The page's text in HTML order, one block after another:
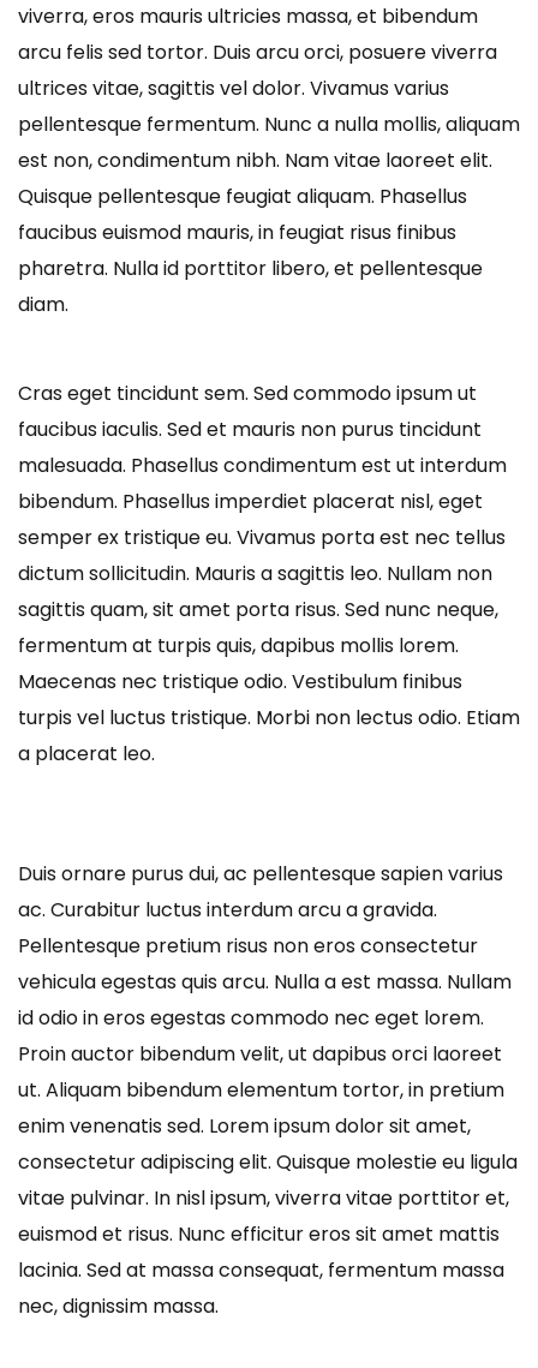
viverra, eros mauris ultricies massa, et bibendum
arcu felis sed tortor. Duis arcu orci, posuere viverra
ultrices vitae, sagittis vel dolor. Vivamus varius
pellentesque fermentum. Nunc a nulla mollis, aliquam
est non, condimentum nibh. Nam vitae laoreet elit.
Quisque pellentesque feugiat aliquam. Phasellus
faucibus euismod mauris, in feugiat risus finibus
pharetra. Nulla id porttitor libero, et pellentesque
diam.
Cras eget tincidunt sem. Sed commodo ipsum ut
faucibus iaculis. Sed et mauris non purus tincidunt
malesuada. Phasellus condimentum est ut interdum
bibendum. Phasellus imperdiet placerat nisl, eget
semper ex tristique eu. Vivamus porta est nec tellus
dictum sollicitudin. Mauris a sagittis leo. Nullam non
sagittis quam, sit amet porta risus. Sed nunc neque,
fermentum at turpis quis, dapibus mollis lorem.
Maecenas nec tristique odio. Vestibulum finibus
turpis vel luctus tristique. Morbi non lectus odio. Etiam
a placerat leo.
Duis ornare purus dui, ac pellentesque sapien varius
ac. Curabitur luctus interdum arcu a gravida.
Pellentesque pretium risus non eros consectetur
vehicula egestas quis arcu. Nulla a est massa. Nullam
id odio in eros egestas commodo nec eget lorem.
Proin auctor bibendum velit, ut dapibus orci laoreet
ut. Aliquam bibendum elementum tortor, in pretium
enim venenatis sed. Lorem ipsum dolor sit amet,
consectetur adipiscing elit. Quisque molestie eu ligula
vitae pulvinar. In nisl ipsum, viverra vitae porttitor et,
euismod et risus. Nunc efficitur eros sit amet mattis
lacinia. Sed at massa consequat, fermentum massa
nec, dignissim massa.